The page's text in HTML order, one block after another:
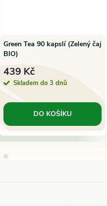
Green Tea 90 kapslí (Zelený čaj
BIO)
439 Kč
Skladem do 3 dnů
DO KOŠÍKU